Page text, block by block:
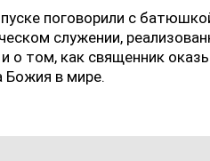
поговорили с
служении,
о том, как священник
в мире.